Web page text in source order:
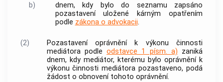
b) dnem, kdy bylo do seznamu zapsáno
pozastavení uložené kárným opatřením
podle zákona o advokacii.
(2)
Pozastavení oprávnění k výkonu činnosti
mediátora podle odstavce 1 písm. a) zaniká
dnem, kdy mediátor, kterému bylo oprávnění k
výkonu činnosti mediátora pozastaveno, podá
žádost o obnovení tohoto oprávnění.